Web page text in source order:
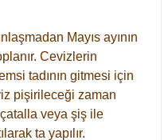
Mayıs ayının
Cevizlerin
tadının gitmesi için
pişirileceği zaman
veya şiş ile
ta yapılır.